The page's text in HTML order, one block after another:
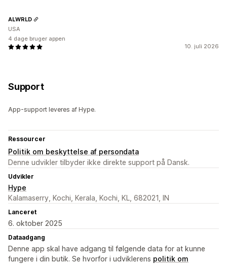
10. juli 2026
ALWRLD
USA
4 dage bruger appen
Support
App-support leveres af Hype.
Ressourcer
Politik om beskyttelse af persondata
Denne udvikler tilbyder ikke direkte support på Dansk.
Udvikler
Hype
Kalamaserry, Kochi, Kerala, Kochi, KL, 682021, IN
Lanceret
6. oktober 2025
Dataadgang
Denne app skal have adgang til følgende data for at kunne
fungere i din butik. Se hvorfor i udviklerens politik om